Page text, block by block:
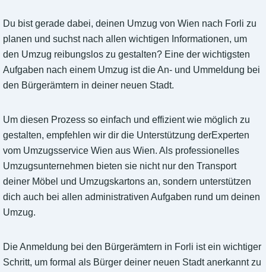
Du bist gerade dabei, deinen Umzug von Wien nach Forli zu
planen und suchst nach allen wichtigen Informationen, um
den Umzug reibungslos zu gestalten? Eine der wichtigsten
Aufgaben nach einem Umzug ist die An- und Ummeldung bei
den Bürgerämtern in deiner neuen Stadt.
Um diesen Prozess so einfach und effizient wie möglich zu
gestalten, empfehlen wir dir die Unterstützung derExperten
vom Umzugsservice Wien aus Wien. Als professionelles
Umzugsunternehmen bieten sie nicht nur den Transport
deiner Möbel und Umzugskartons an, sondern unterstützen
dich auch bei allen administrativen Aufgaben rund um deinen
Umzug.
Die Anmeldung bei den Bürgerämtern in Forli ist ein wichtiger
Schritt, um formal als Bürger deiner neuen Stadt anerkannt zu